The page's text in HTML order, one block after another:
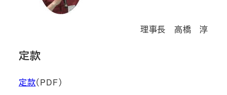
理事長 高橋 淳
定款
定款（PDF）